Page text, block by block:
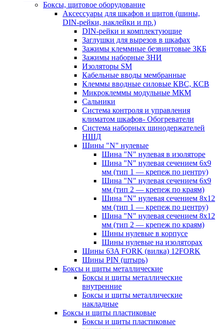
Боксы, щитовое оборудование
Аксессуары для шкафов и щитов (шины,
DIN-рейки, наклейки и пр.)
DIN-рейки и комплектующие
Заглушки для вырезов в шкафах
Зажимы клеммные безвинтовые ЗКБ
Зажимы наборные ЗНИ
Изоляторы SM
Кабельные вводы мембранные
Клеммы вводные силовые КВС, КСВ
Микроклеммы модульные МКМ
Сальники
Система контроля и управления
климатом шкафов- Обогреватели
Система наборных шинодержателей
НШД
Шины "N" нулевые
Шина "N" нулевая в изоляторе
Шина "N" нулевая сечением 6х9
мм (тип 1 — крепеж по центру)
Шина "N" нулевая сечением 6х9
мм (тип 2 — крепеж по краям)
Шина "N" нулевая сечением 8х12
мм (тип 1 — крепеж по центру)
Шина "N" нулевая сечением 8х12
мм (тип 2 — крепеж по краям)
Шины нулевые в корпусе
Шины нулевые на изоляторах
Шины 63A FORK (вилка) 12FORK
Шины PIN (штырь)
Боксы и щиты металлические
Боксы и щиты металлические
внутренние
Боксы и щиты металлические
накладные
Боксы и щиты пластиковые
Боксы и щиты пластиковые